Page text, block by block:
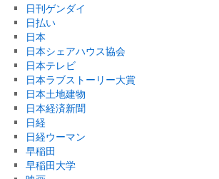
日刊ゲンダイ
日払い
日本
日本シェアハウス協会
日本テレビ
日本ラブストーリー大賞
日本土地建物
日本経済新聞
日経
日経ウーマン
早稲田
早稲田大学